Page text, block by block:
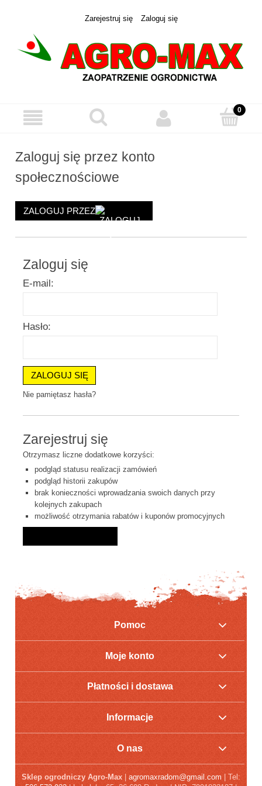
Zarejestruj się Zaloguj się
Zaloguj się przez konto
społecznościowe
ZALOGUJ PRZEZ
Zaloguj się
E-mail:
Hasło:
ZALOGUJ SIĘ
Nie pamiętasz hasła?
Zarejestruj się
Otrzymasz liczne dodatkowe korzyści:
podgląd statusu realizacji zamówień
podgląd historii zakupów
brak konieczności wprowadzania swoich danych przy
kolejnych zakupach
możliwość otrzymania rabatów i kuponów promocyjnych
Pomoc
Moje konto
Płatności i dostawa
Informacje
O nas
Sklep ogrodniczy Agro-Max | agromaxradom@gmail.com | Tel: